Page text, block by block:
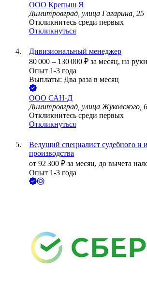
ООО Крепыш Я
Димитровград, улица Гагарина, 25
Откликнитесь среди первых
Откликнуться
Дивизиональный менеджер
80 000 – 130 000 ₽ за месяц, на руки
Опыт 1-3 года
Выплаты: Два раза в месяц
ООО САН-Д
Димитровград, улица Жуковского,
Откликнитесь среди первых
Откликнуться
Ведущий специалист судебного и
производства
от 92 300 ₽ за месяц, до вычета
Опыт 1-3 года